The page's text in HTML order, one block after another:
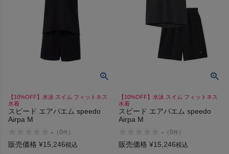
【10%OFF】水泳 スイム フィットネス
水着
スピード エアパエム speedo
Airpa M
- （0件 ）
販売価格 ¥15,246税込
【10%OFF】水泳 スイム フィットネス
水着
スピード エアパエム speedo
Airpa M
- （0件 ）
販売価格 ¥15,246税込